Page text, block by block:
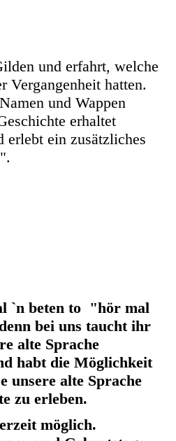
und erfahrt, welche
Vergangenheit hatten.
und Wappen
erhaltet
erlebt ein zusätzliches
`n beten to "hör mal
bei uns taucht ihr
alte Sprache
habt die Möglichkeit
unsere alte Sprache
zu erleben.
möglich.